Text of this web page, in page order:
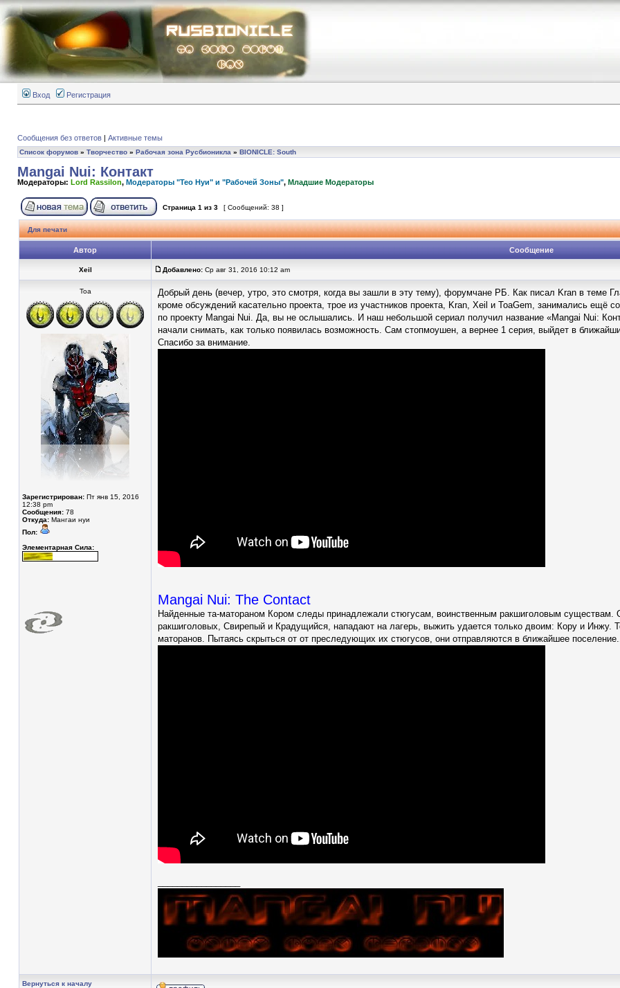
Вход Регистрация
Сообщения без ответов | Активные темы
Список форумов » Творчество » Рабочая зона Русбионикла » BIONICLE: South
Mangai Nui: Контакт
Модераторы: Lord Rassilon, Модераторы "Тео Нуи" и "Рабочей Зоны", Младшие Модераторы
Страница 1 из 3 [ Сообщений: 38 ]
Для печати
Автор Сообщение
Xeil Добавлено: Ср авг 31, 2016 10:12 am
Тоа
Зарегистрирован: Пт янв 15, 2016
12:38 pm
Сообщения: 78
Откуда: Мангаи нуи
Пол:
Элементарная Сила:
Добрый день (вечер, утро, это смотря, когда вы зашли в эту тему), форумчане РБ. Как писал Kran в теме
кроме обсуждений касательно проекта, трое из участников проекта, Kran, Xeil и ToaGem, занимались
по проекту Mangai Nui. Да, вы не ослышались. И наш небольшой сериал получил название «Mangai Nui:
начали снимать, как только появилась возможность. Сам стопмоушен, а вернее 1 серия, выйдет в
Спасибо за внимание.
Mangai Nui: The Contact
Найденные та-матораном Кором следы принадлежали стюгусам, воинственным ракшиголовым существам.
ракшиголовых, Свирепый и Крадущийся, нападают на лагерь, выжить удается только двоим: Кору и Инжу.
маторанов. Пытаясь скрыться от от преследующих их стюгусов, они отправляются в ближайшее
Вернуться к началу